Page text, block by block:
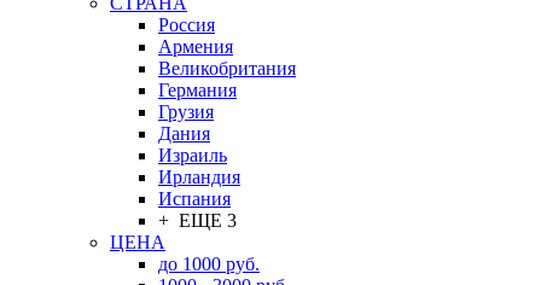
Россия
Армения
Великобритания
Германия
Грузия
Дания
Израиль
Ирландия
Испания
+ ЕЩЕ 3
ЦЕНА
до 1000 руб.